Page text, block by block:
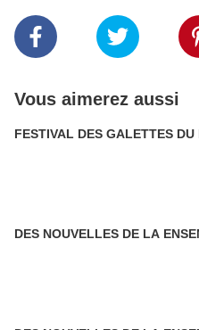
Vous aimerez aussi
FESTIVAL DES GALETTES DU
DES NOUVELLES DE LA